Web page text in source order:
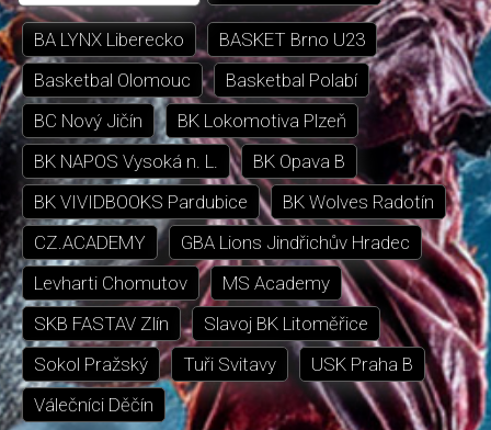
BA LYNX Liberecko
BASKET Brno U23
Basketbal Olomouc
Basketbal Polabí
BC Nový Jičín
BK Lokomotiva Plzeň
BK NAPOS Vysoká n. L.
BK Opava B
BK VIVIDBOOKS Pardubice
BK Wolves Radotín
CZ.ACADEMY
GBA Lions Jindřichův Hradec
Levharti Chomutov
MS Academy
SKB FASTAV Zlín
Slavoj BK Litoměřice
Sokol Pražský
Tuři Svitavy
USK Praha B
Válečníci Děčín